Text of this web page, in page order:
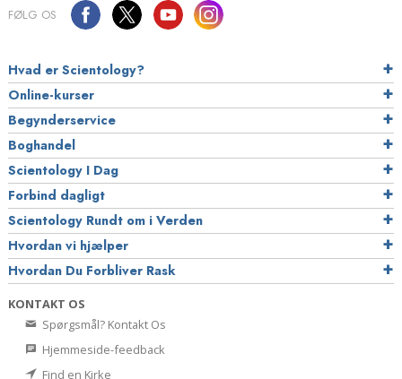
FØLG OS
Hvad er Scientology?
Online-kurser
Begynderservice
Boghandel
Scientology I Dag
Forbind dagligt
Scientology Rundt om i Verden
Hvordan vi hjælper
Hvordan Du Forbliver Rask
KONTAKT OS
Spørgsmål? Kontakt Os
Hjemmeside-feedback
Find en Kirke